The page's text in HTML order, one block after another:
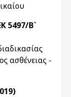
5497/Β`
ασθένειας -